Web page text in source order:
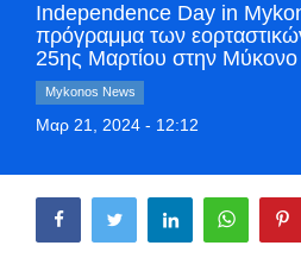
Style Adorés
Greece
Arts & Culture
Independence Day in
πρόγραμμα των
25ης Μαρτίου στην Μύκονο
Mykonos News
Μαρ 21, 2024 - 12:12